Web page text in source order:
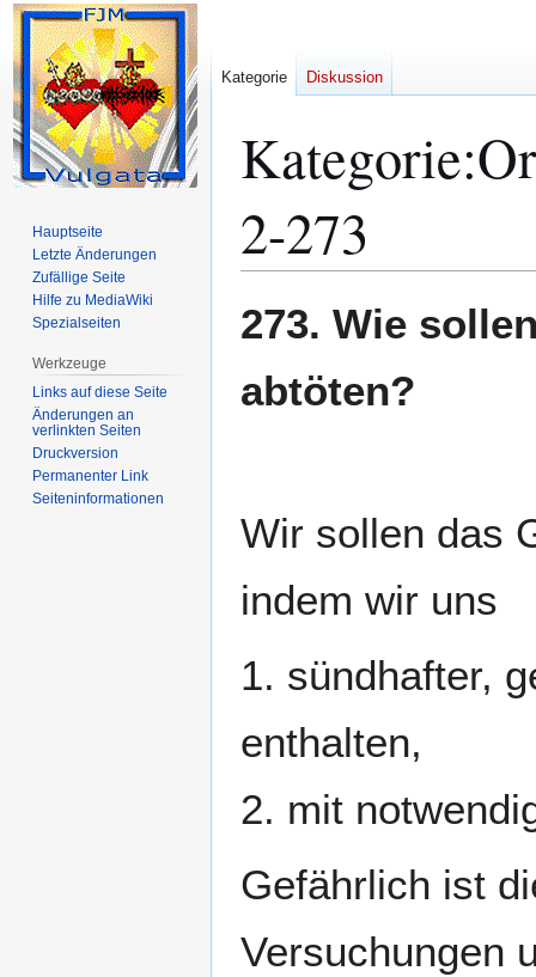
Kategorie:
2-273
Navigation
Suche
273. Wie
abtöten?
Wir sollen das
indem wir uns
1. sündhafter,
enthalten,
2. mit
Gefährlich ist
Versuchungen
Kategorie Diskussion
Hauptseite
Letzte Änderungen
Zufällige Seite
Hilfe zu MediaWiki
Spezialseiten
Werkzeuge
Links auf diese Seite
Änderungen an
verlinkten Seiten
Druckversion
Permanenter Link
Seiten­­informationen